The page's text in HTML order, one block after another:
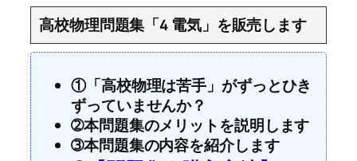
高校物理問題集「4 電気」を販売します
①「高校物理は苦手」がずっとひき
ずっていませんか？
➁本問題集のメリットを説明します
➂本問題集の内容を紹介します